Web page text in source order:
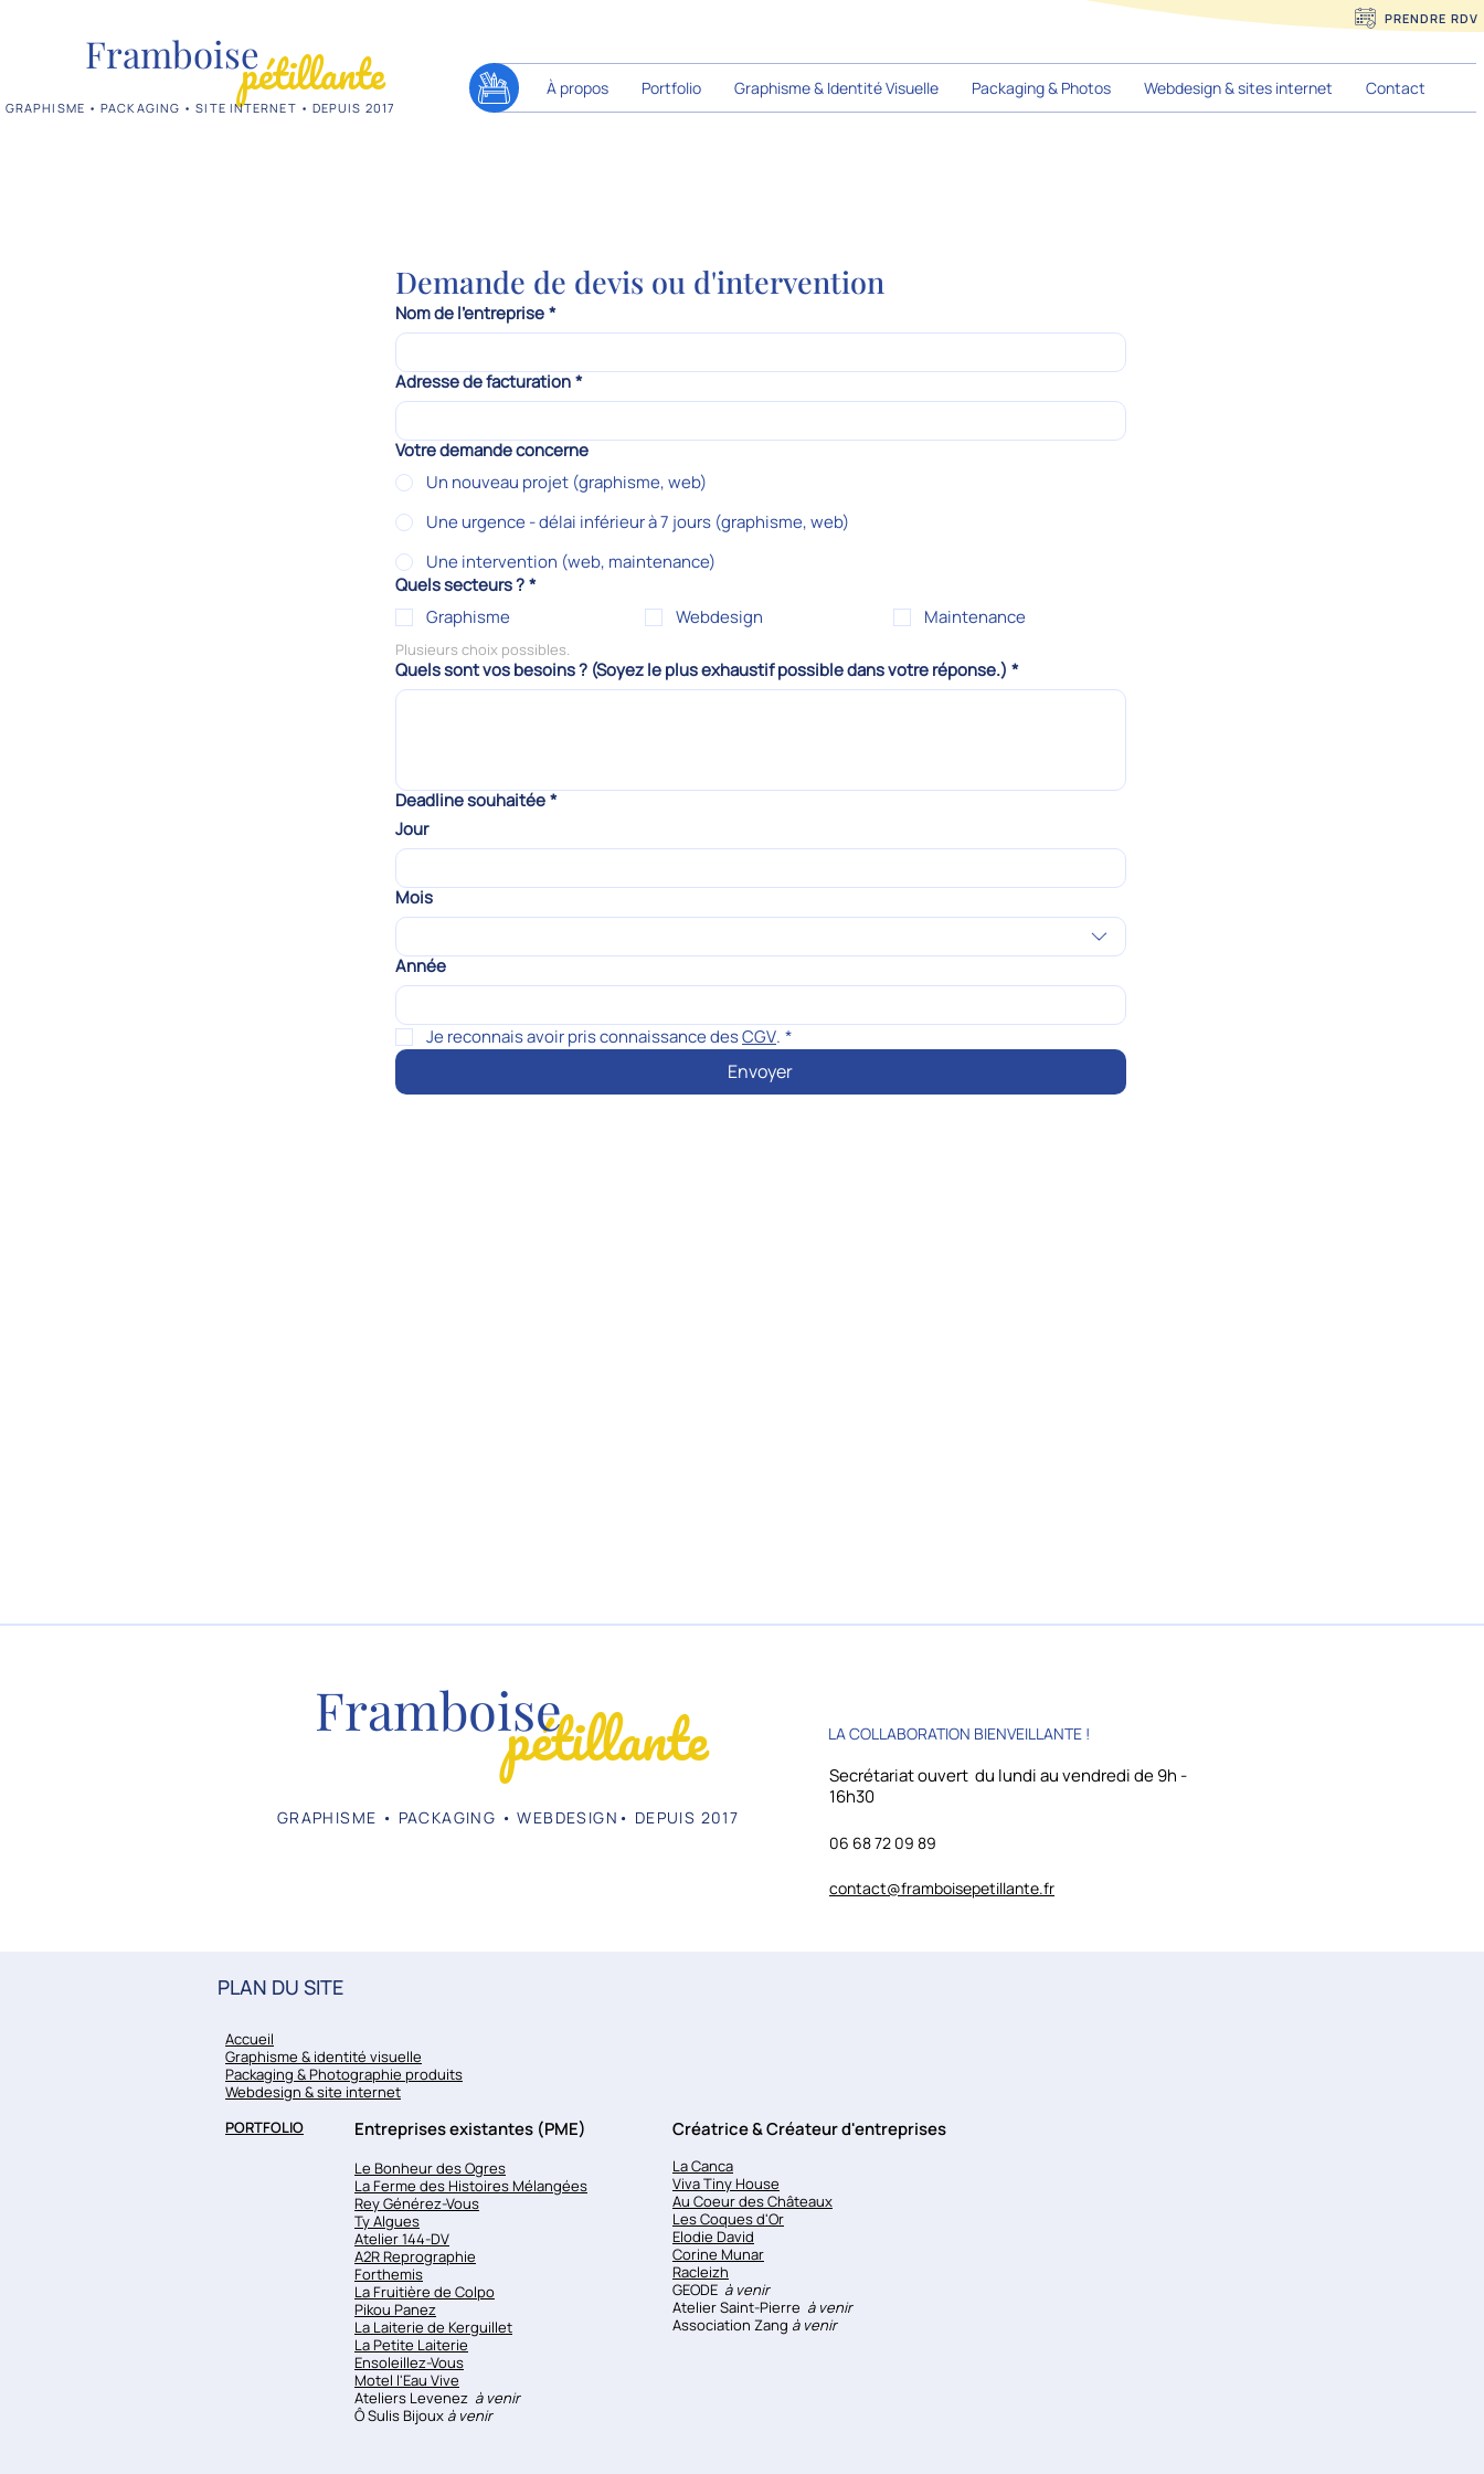
PRENDRE RDV
Framboisepétillante
GRAPHISME • PACKAGING • SITE INTERNET • DEPUIS 2017
À propos Portfolio Graphisme & Identité Visuelle Packaging & Photos Webdesign & sites internet Contact
Demande de devis ou d'intervention
Nom de l'entreprise*
Adresse de facturation*
Votre demande concerne
Un nouveau projet (graphisme, web)
Une urgence - délai inférieur à 7 jours (graphisme, web)
Une intervention (web, maintenance)
Quels secteurs ?*
Graphisme
Webdesign Maintenance
Quels sont vos besoins ? (Soyez le plus exhaustif possible dans votre réponse.) *
Deadline souhaitée*
Jour
Mois
Année
Je reconnais avoir pris connaissance des CGV. *
Envoyer
pétillante
Framboise
GRAPHISME • PACKAGING • WEBDESIGN• DEPUIS 2017
LA COLLABORATION BIENVEILLANTE !
Secrétariat ouvert du lundi au vendredi de 9h -
16h30
06 68 72 09 89
contact@framboisepetillante.fr
PLAN DU SITE
Accueil
Graphisme & identité visuelle
Packaging & Photographie produits
Webdesign & site internet
PORTFOLIO
Entreprises existantes (PME)
Le Bonheur des Ogres
La Ferme des Histoires Mélangées
Rey Générez-Vous
Ty Algues
Atelier 144-DV
A2R Reprographie
Forthemis
La Fruitière de Colpo
Pikou Panez
La Laiterie de Kerguillet
La Petite Laiterie
Ensoleillez-Vous
Motel l'Eau Vive
Ateliers Levenez à venir
​Ô Sulis Bijoux à venir
Créatrice & Créateur d'entreprises
La Canca
Viva Tiny House
Au Coeur des Châteaux
Les Coques d'Or
Elodie David
Corine Munar
Racleizh
GEODE à venir
Atelier Saint-Pierre à venir
Association Zang à venir